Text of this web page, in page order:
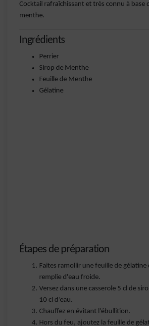
Cocktail rafraîchissant et très connu à base
menthe.
Ingrédients
Perrier
Sirop de Menthe
Feuille de Menthe
Gélatine
Étapes de préparation
Faites ramollir une feuille de gélatine
remplie d'eau froide.
Versez dans une casserole 5 cl de
10 cl d'eau.
Chauffez en évitant l'ébullition.
Hors du feu, ajoutez la feuille de